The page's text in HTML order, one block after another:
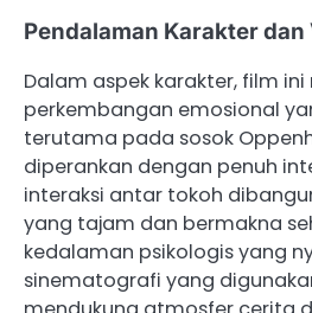
Pendalaman Karakter
Dalam aspek karakter, film
perkembangan emosional
terutama pada sosok
diperankan dengan penuh
interaksi antar tokoh
yang tajam dan bermakna
kedalaman psikologis yang
sinematografi yang